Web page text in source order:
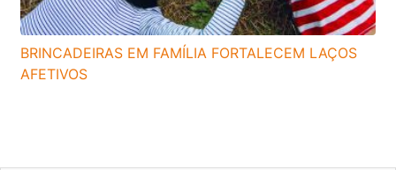
BRINCADEIRAS EM FAMÍLIA FORTALECEM LAÇOS
AFETIVOS